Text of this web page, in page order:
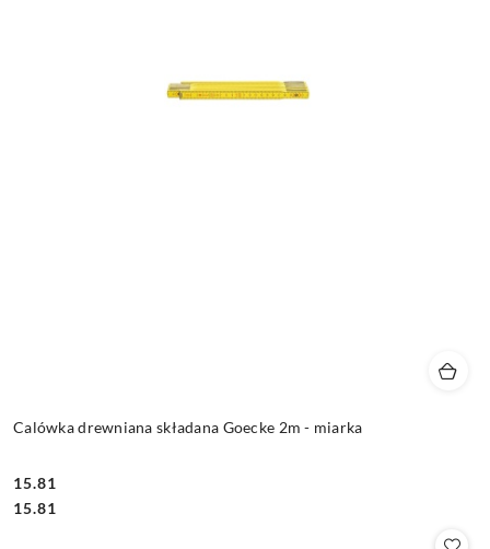
Calówka drewniana składana Goecke 2m - miarka
Cena:
15.81
Cena:
15.81